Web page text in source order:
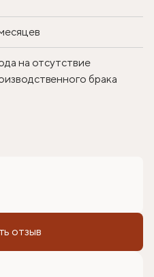
на отсутствие
брака
отзыв